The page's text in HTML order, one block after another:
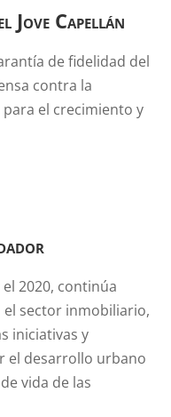
Jove Capellán
de fidelidad del
contra la
el crecimiento y
2020, continúa
sector inmobiliario,
iniciativas y
el desarrollo urbano
vida de las